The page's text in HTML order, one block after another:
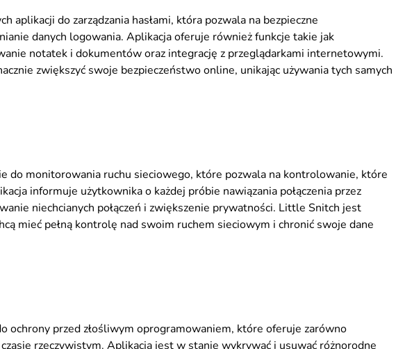
aplikacji do zarządzania hasłami, która pozwala na bezpieczne
danych logowania. Aplikacja oferuje również funkcje takie jak
notatek i dokumentów oraz integrację z przeglądarkami internetowymi.
zwiększyć swoje bezpieczeństwo online, unikając używania tych samych
do monitorowania ruchu sieciowego, które pozwala na kontrolowanie, które
informuje użytkownika o każdej próbie nawiązania połączenia przez
niechcianych połączeń i zwiększenie prywatności. Little Snitch jest
mieć pełną kontrolę nad swoim ruchem sieciowym i chronić swoje dane
ochrony przed złośliwym oprogramowaniem, które oferuje zarówno
rzeczywistym. Aplikacja jest w stanie wykrywać i usuwać różnorodne